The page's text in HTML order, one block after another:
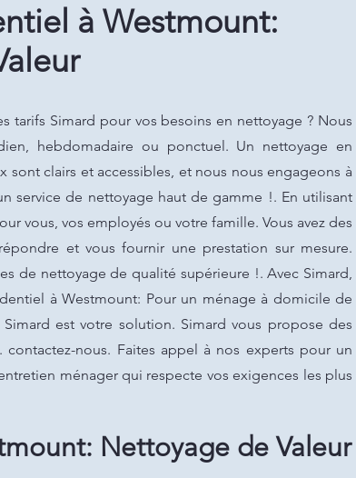
à Westmount:
tarifs Simard pour vos besoins en nettoyage ? Nous
hebdomadaire ou ponctuel. Un nettoyage en
clairs et accessibles, et nous nous engageons à
service de nettoyage haut de gamme !. En utilisant
vous, vos employés ou votre famille. Vous avez des
et vous fournir une prestation sur mesure.
de nettoyage de qualité supérieure !. Avec Simard,
à Westmount: Pour un ménage à domicile de
est votre solution. Simard vous propose des
nous. Faites appel à nos experts pour un
ménager qui respecte vos exigences les plus
Nettoyage de Valeur